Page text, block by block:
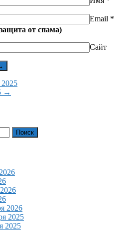
Email *
от спама)
Сайт
→
2026
2025
2025